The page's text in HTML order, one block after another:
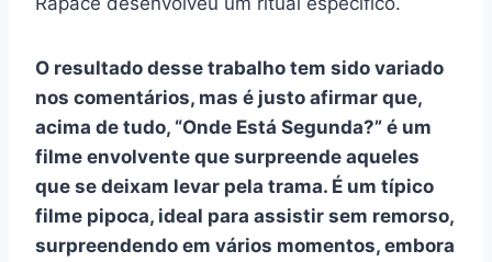
O resultado desse trabalho tem sido variado
nos comentários, mas é justo afirmar que,
acima de tudo, “Onde Está Segunda?” é um
filme envolvente que surpreende aqueles
que se deixam levar pela trama. É um típico
filme pipoca, ideal para assistir sem remorso,
surpreendendo em vários momentos, embora